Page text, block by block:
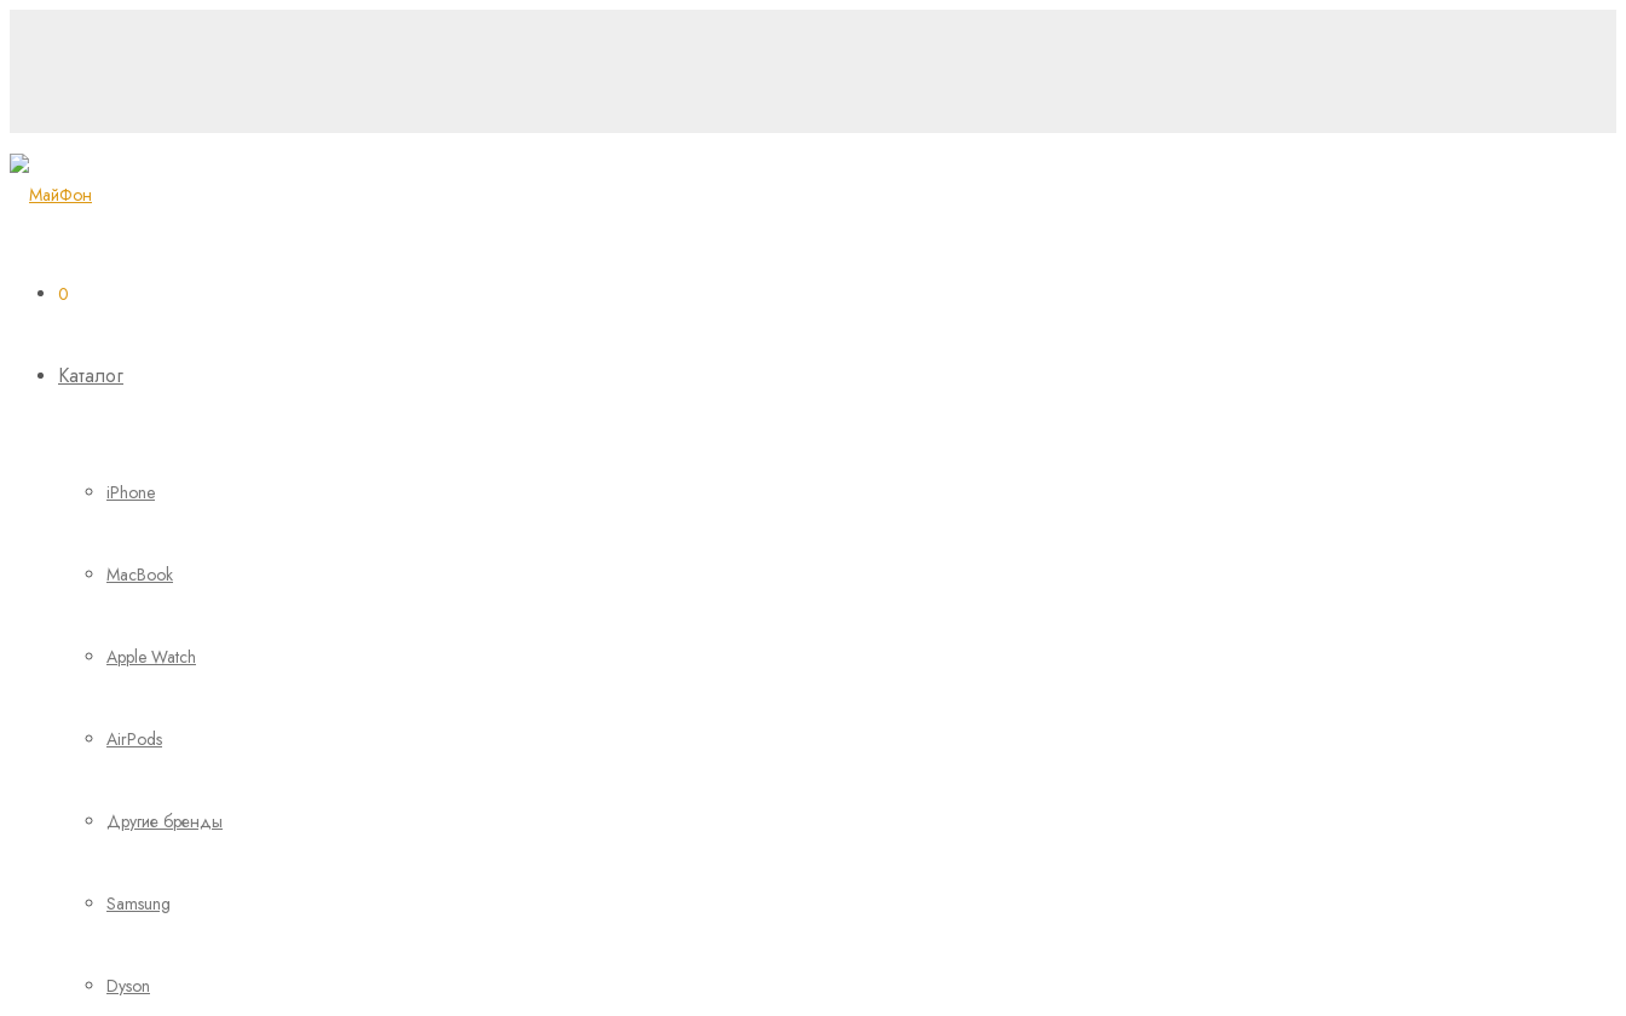
0
Каталог
iPhone
MacBook
Apple Watch
AirPods
Другие бренды
Samsung
Dyson